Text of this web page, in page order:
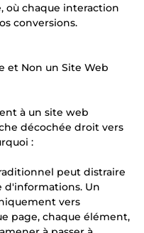
où chaque interaction
conversions.
et Non un Site Web
à un site web
décochée droit vers
:
peut distraire
d'informations. Un
vers
page, chaque élément,